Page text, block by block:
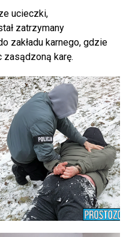
ucieczki,
zatrzymany
zakładu karnego, gdzie
zasądzoną karę.